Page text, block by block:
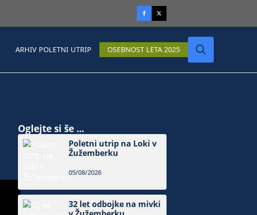
ARHIV POLETNI UTRIP OSEBNOST LETA 2025
Oglejte si še ...
Poletni utrip na Loki v
Žužemberku
05/08/2026
32 let odbojke na mivki